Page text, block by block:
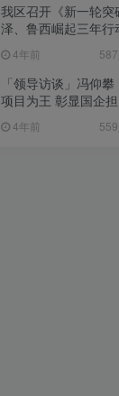
我区召开《新一轮突
泽、鲁西崛起三年行
意见稿）政策分析研
4年前
「领导访谈」冯仰
项目为王 彰显国企担当 为全
点项目建设贡献“交
4年前